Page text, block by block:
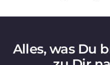
Alles, was Du